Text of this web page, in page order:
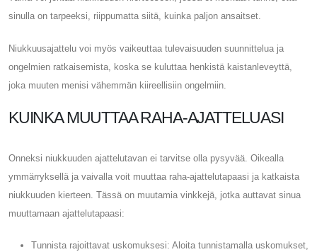
sinulla on tarpeeksi, riippumatta siitä, kuinka paljon ansaitset.
Niukkuusajattelu voi myös vaikeuttaa tulevaisuuden suunnittelua ja
ongelmien ratkaisemista, koska se kuluttaa henkistä kaistanleveyttä,
joka muuten menisi vähemmän kiireellisiin ongelmiin.
KUINKA MUUTTAA RAHA-AJATTELUASI
Onneksi niukkuuden ajattelutavan ei tarvitse olla pysyvää. Oikealla
ymmärryksellä ja vaivalla voit muuttaa raha-ajattelutapaasi ja katkaista
niukkuuden kierteen. Tässä on muutamia vinkkejä, jotka auttavat sinua
muuttamaan ajattelutapaasi:
Tunnista rajoittavat uskomuksesi: Aloita tunnistamalla uskomukset,